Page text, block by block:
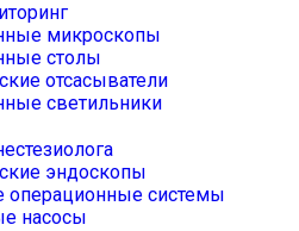
микроскопы
столы
отсасыватели
светильники
эндоскопы
системы
насосы